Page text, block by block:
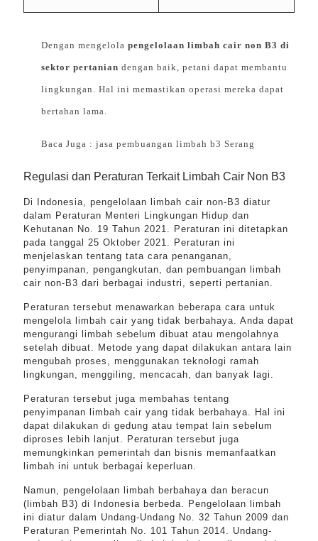
Dengan mengelola pengelolaan limbah cair non B3 di
sektor pertanian dengan baik, petani dapat membantu
lingkungan. Hal ini memastikan operasi mereka dapat
bertahan lama.
Baca Juga : jasa pembuangan limbah b3 Serang
Regulasi dan Peraturan Terkait Limbah Cair Non B3
Di Indonesia, pengelolaan limbah cair non-B3 diatur
dalam Peraturan Menteri Lingkungan Hidup dan
Kehutanan No. 19 Tahun 2021. Peraturan ini ditetapkan
pada tanggal 25 Oktober 2021. Peraturan ini
menjelaskan tentang tata cara penanganan,
penyimpanan, pengangkutan, dan pembuangan limbah
cair non-B3 dari berbagai industri, seperti pertanian.
Peraturan tersebut menawarkan beberapa cara untuk
mengelola limbah cair yang tidak berbahaya. Anda dapat
mengurangi limbah sebelum dibuat atau mengolahnya
setelah dibuat. Metode yang dapat dilakukan antara lain
mengubah proses, menggunakan teknologi ramah
lingkungan, menggiling, mencacah, dan banyak lagi.
Peraturan tersebut juga membahas tentang
penyimpanan limbah cair yang tidak berbahaya. Hal ini
dapat dilakukan di gedung atau tempat lain sebelum
diproses lebih lanjut. Peraturan tersebut juga
memungkinkan pemerintah dan bisnis memanfaatkan
limbah ini untuk berbagai keperluan.
Namun, pengelolaan limbah berbahaya dan beracun
(limbah B3) di Indonesia berbeda. Pengelolaan limbah
ini diatur dalam Undang-Undang No. 32 Tahun 2009 dan
Peraturan Pemerintah No. 101 Tahun 2014. Undang-